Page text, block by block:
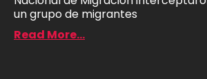
un grupo de migrantes
Read More...